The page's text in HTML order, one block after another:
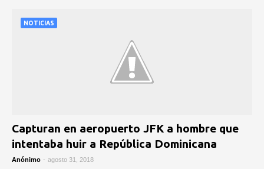
NOTICIAS
Capturan en aeropuerto JFK a hombre que
intentaba huir a República Dominicana
Anónimo - agosto 31, 2018